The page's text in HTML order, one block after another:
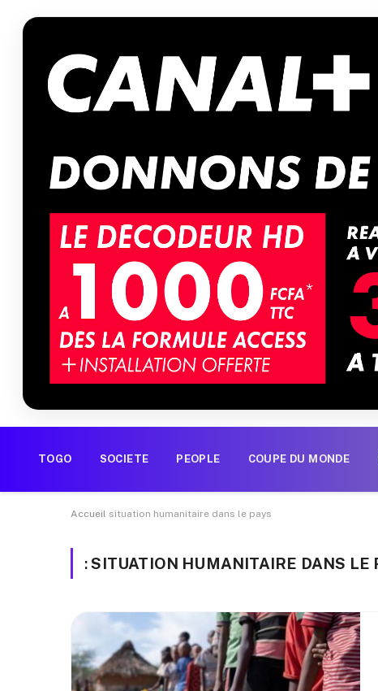
TOGO SOCIETE PEOPLE COUPE DU MONDE
Accueil situation humanitaire dans le pays
:SITUATION HUMANITAIRE DANS LE